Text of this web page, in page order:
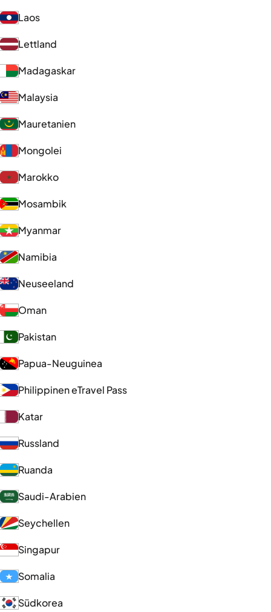
Laos
Lettland
Madagaskar
Malaysia
Mauretanien
Mongolei
Marokko
Mosambik
Myanmar
Namibia
Neuseeland
Oman
Pakistan
Papua-Neuguinea
Philippinen eTravel Pass
Katar
Russland
Ruanda
Saudi-Arabien
Seychellen
Singapur
Somalia
Südkorea